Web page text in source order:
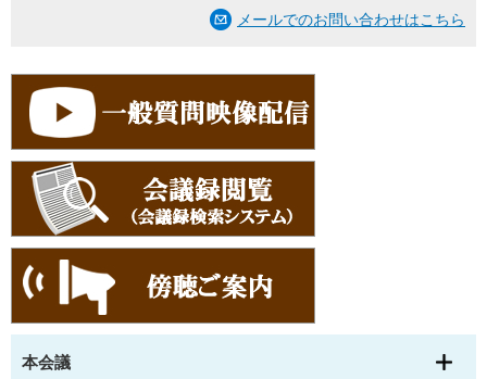
メールでのお問い合わせはこちら
本会議